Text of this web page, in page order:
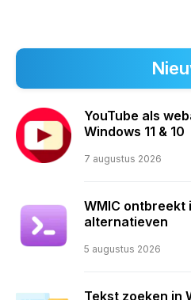
YouTube als
Windows 11 & 10
7 augustus 2026
WMIC ontbreekt
alternatieven
5 augustus 2026
Tekst zoeken in